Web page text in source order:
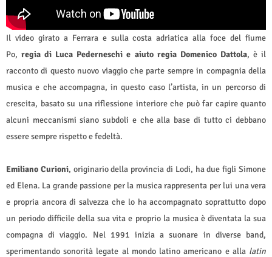
Il video girato a Ferrara e sulla costa adriatica alla foce del fiume
Po,regia di Luca Pederneschi e aiuto regia Domenico Dattola, è il
racconto di questo nuovo viaggio che parte sempre in compagnia della
musica e che accompagna, in questo caso l’artista, in un percorso di
crescita, basato su una riflessione interiore che può far capire quanto
alcuni meccanismi siano subdoli e che alla base di tutto ci debbano
essere sempre rispetto e fedeltà.
Emiliano Curioni, originario della provincia di Lodi, ha due figli Simone
ed Elena. La grande passione per la musica rappresenta per lui una vera
e propria ancora di salvezza che lo ha accompagnato soprattutto dopo
un periodo difficile della sua vita e proprio la musica è diventata la sua
compagna di viaggio. Nel 1991 inizia a suonare in diverse band,
sperimentando sonorità legate al mondo latino americano e alla latin